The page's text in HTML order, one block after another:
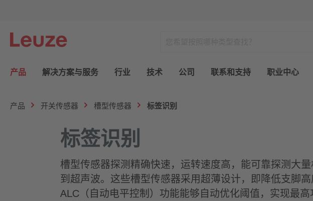
产品 解决方案与服务 行业 技术 公司 联系和支持 职业中心
产品 开关传感器 槽型传感器 标签识别
标签识别
槽型传感器探测精确快速，运转速度高，能可靠探测大
到超声波。这些槽型传感器采用超薄设计，即降低支脚
ALC（自动电平控制）功能能够自动优化阈值，实现最